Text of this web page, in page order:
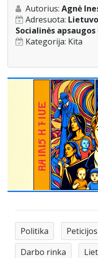
Autorius: Agnė
Adresuota:
Socialinės
Kategorija: Kita
Politika Peticijos
Darbo rinka